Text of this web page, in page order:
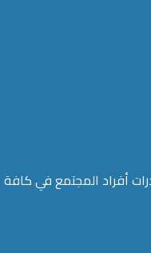
أفراد المجتمع في كافة